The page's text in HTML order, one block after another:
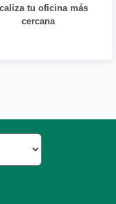
tu oficina más
cercana